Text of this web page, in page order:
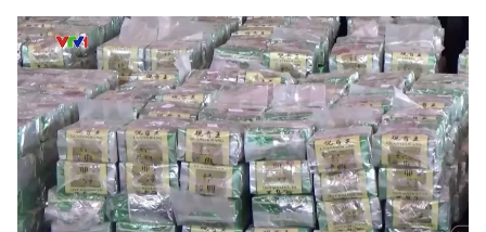
Nhân vật
Khán giả
Giải sao mai
Âm nhạc
Sao
Du lịch
Làm đẹp
Chất lượng cuộc sống
Giáo dục
Tuyển sinh
Học trực tuyến
Công nghệ
Hitech Công nghệ tương lai
Sản phẩm
Giao lưu trực tuyến